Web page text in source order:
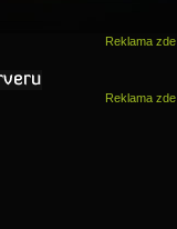
Reklama zde
Reklama zde